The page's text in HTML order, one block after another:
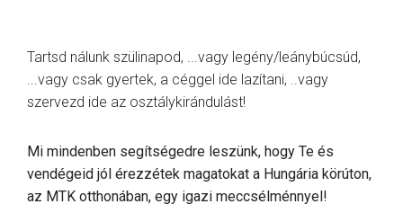
CSAPATOK
MÉRKŐZÉSEK
GALÉRIA
Tartsd nálunk szülinapod, ...vagy legény/leánybúcsúd,
...vagy csak gyertek, a céggel ide lazítani, ..vagy
szervezd ide az osztálykirándulást!
Mi mindenben segítségedre leszünk, hogy Te és
vendégeid jól érezzétek magatokat a Hungária körúton,
az MTK otthonában, egy igazi meccsélménnyel!